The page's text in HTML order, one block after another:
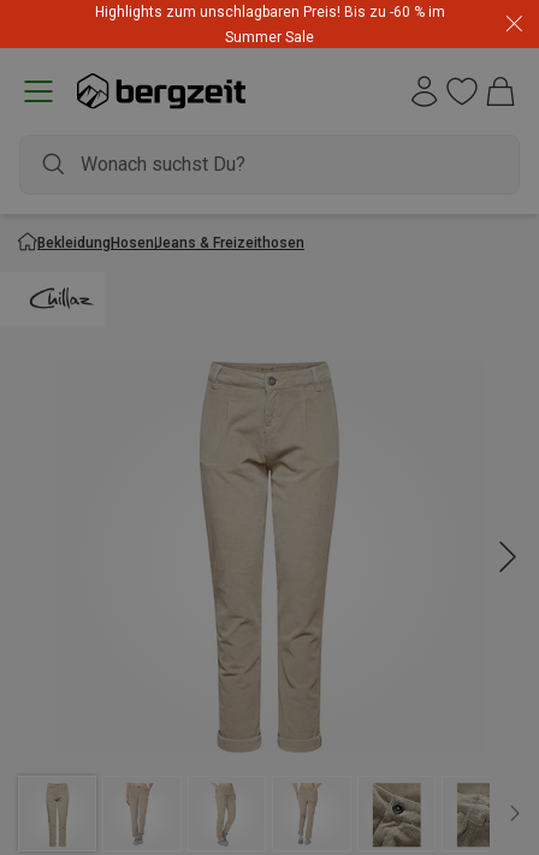
Highlights zum unschlagbaren Preis! Bis zu -60 % im
Summer Sale
BekleidungHosenJeans & Freizeithosen